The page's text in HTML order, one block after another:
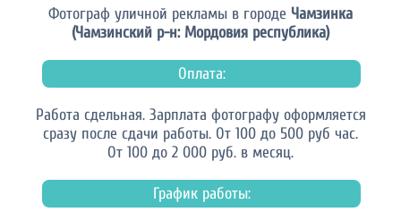
Фотограф уличной рекламы в городе Чамзинка
(Чамзинский р-н: Мордовия республика)
Оплата:
Работа сдельная. Зарплата фотографу оформляется
сразу после сдачи работы. От 100 до 500 руб час.
От 100 до 2 000 руб. в месяц.
График работы: